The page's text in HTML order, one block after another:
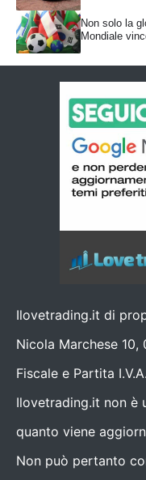
Non solo la
Mondiale
Ilovetrading.it di
Nicola Marchese 10,
Fiscale e Partita
Ilovetrading.it non è
quanto viene
Non può pertanto